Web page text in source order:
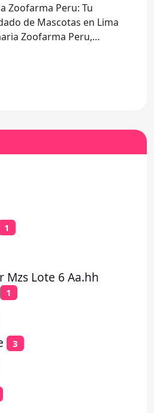
Zoofarma Peru: Tu
de Mascotas en Lima
Zoofarma Peru,
1
Mzs Lote 6 Aa.hh
1
3